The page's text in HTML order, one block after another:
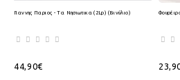
Γιαννης Παριος - Τα Νησιωτικα (2Lp) (Βινύλιο)
44,90€